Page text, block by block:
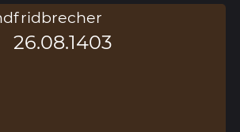
26.08.1403